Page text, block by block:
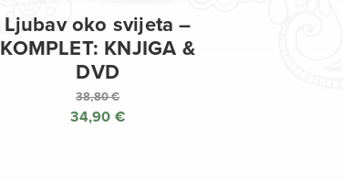
Ljubav oko svijeta –
KOMPLET: KNJIGA &
DVD
38,80€
Izvorna
34,90 €